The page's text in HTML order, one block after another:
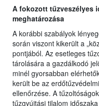
A fokozott tűzveszélyes
meghatározása
A korábbi szabályok
során viszont kikerült a
pontjából. Az esetleges
tárolására a gazdálkodó
minél gyorsabban
került be az
ellenőrzése. A
tűzgyújtási tilalom